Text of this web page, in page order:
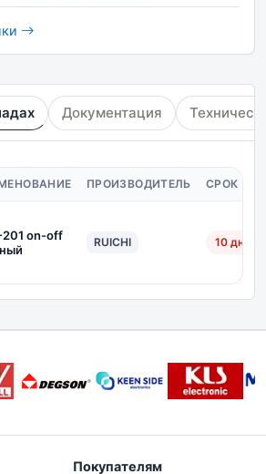
Документация
ПРОИЗВОДИТЕЛЬ СРОК
201 on-off
RUICHI 10 дн.
Покупателям